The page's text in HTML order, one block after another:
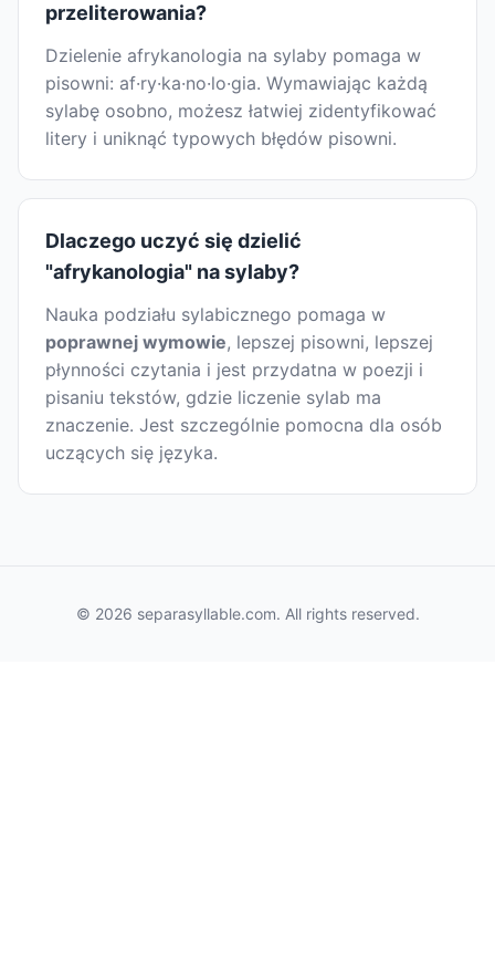
przeliterowania?
Dzielenie afrykanologia na sylaby pomaga w
pisowni: af·ry·ka·no·lo·gia. Wymawiając każdą
sylabę osobno, możesz łatwiej zidentyfikować
litery i uniknąć typowych błędów pisowni.
Dlaczego uczyć się dzielić
"afrykanologia" na sylaby?
Nauka podziału sylabicznego pomaga w
poprawnej wymowie, lepszej pisowni, lepszej
płynności czytania i jest przydatna w poezji i
pisaniu tekstów, gdzie liczenie sylab ma
znaczenie. Jest szczególnie pomocna dla osób
uczących się języka.
© 2026 separasyllable.com. All rights reserved.